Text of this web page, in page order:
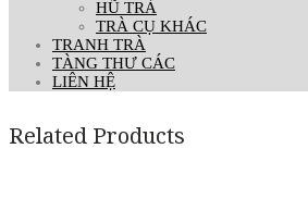
HŨ TRÀ
TRÀ CỤ KHÁC
TRANH TRÀ
TÀNG THƯ CÁC
LIÊN HỆ
Related Products